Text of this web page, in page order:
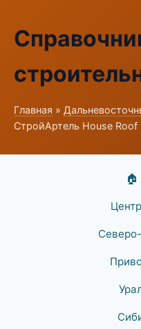
Главная »
СтройАртель House Roof
🏠